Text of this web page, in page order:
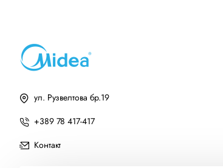
ул. Рузвелтова бр.19
+389 78 417-417
Контакт